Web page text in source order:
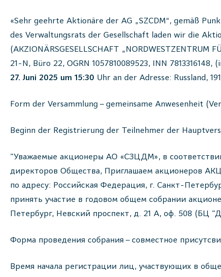
«Sehr geehrte Aktionäre der AG „SZCDM“, gemäß
des Verwaltungsrats der Gesellschaft laden wir die
(AKZIONÄRSGESELLSCHAFT
21-N, Büro 22, OGRN 1057810089523, INN
27. Juni 2025 um 15:30 Uhr an der Adresse: Russland,
Form der Versammlung – gemeinsame Anwesenheit
Beginn der Registrierung der Teilnehmer der
"Уважаемые акционеры АО «СЗЦДМ», в
директоров Общества, Приглашаем
по адресу: Российская Федерация, г. Санкт-
принять участие в годовом общем собрании
Петербург, Невский проспект, д. 21 А, оф. 508 (БЦ
Форма проведения собрания – совместное
Время начала регистрации лиц, участвующих в